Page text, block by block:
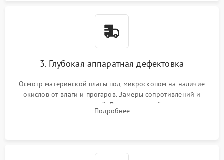
3. Глубокая аппаратная дефектовка
Осмотр материнской платы под микроскопом на наличие
окислов от влаги и прогаров. Замеры сопротивлений и
дежурных напряжений. Проверка цепей питания,
мультиконтроллера, процессора и видеочипа.
Подробнее